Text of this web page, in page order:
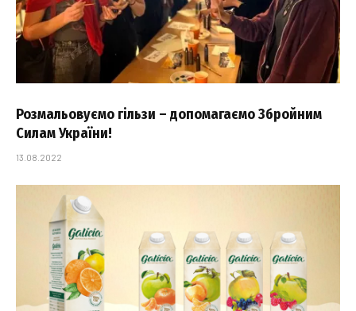
Розмальовуємо гільзи – допомагаємо Збройним
Силам України!
13.08.2022